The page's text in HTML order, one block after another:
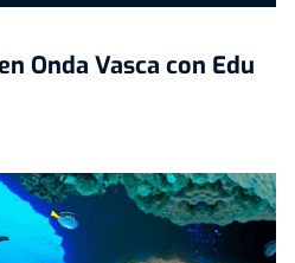
Onda Vasca con Edu